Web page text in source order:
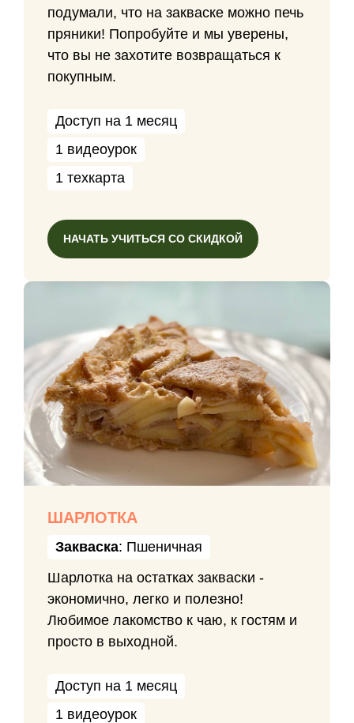
подумали, что на закваске можно печь
пряники! Попробуйте и мы уверены,
что вы не захотите возвращаться к
покупным.
Доступ на 1 месяц
1 видеоурок
1 техкарта
НАЧАТЬ УЧИТЬСЯ СО СКИДКОЙ
ШАРЛОТКА
Закваска: Пшеничная
Шарлотка на остатках закваски -
экономично, легко и полезно!
Любимое лакомство к чаю, к гостям и
просто в выходной.
Доступ на 1 месяц
1 видеоурок